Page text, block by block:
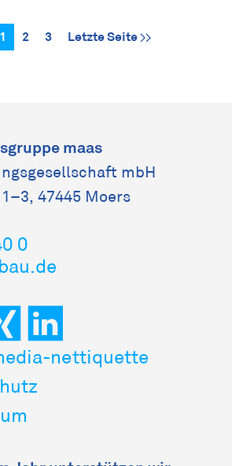
1 2 3 Letzte Seite
maas
mbH
47445 Moers
0
nettiquette